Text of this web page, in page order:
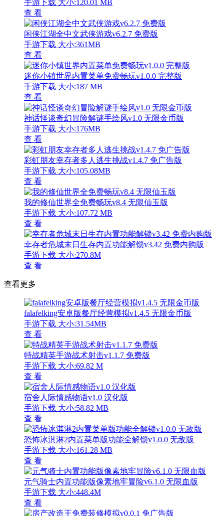
手游下载 大小:120.01 MB
查 看
闲侠江湖全中文武侠游戏v6.2.7 免费版
手游下载 大小:361MB
查 看
迷你小镇世界内置菜单免费畅玩v1.0.0 完整版
手游下载 大小:187 MB
查 看
神话怪谈奇幻冒险解谜手绘风v1.0 无限金币版
手游下载 大小:176MB
查 看
彩虹朋友幸存者多人逃生挑战v1.4.7 免广告版
手游下载 大小:105.08MB
查 看
我的修仙世界全免费畅玩v8.4 无限仙玉版
手游下载 大小:107.72 MB
查 看
幸存者危城末日生存内置功能解锁v3.42 免费内购版
手游下载 大小:270.8M
查 看
查看更多
falafelking安卓版餐厅经营模拟v1.4.5 无限金币版
手游下载 大小:31.54MB
查 看
特战精英手游战术射击v1.1.7 免费版
手游下载 大小:69.82 M
查 看
宿舍人际情感物语v1.0 汉化版
手游下载 大小:58.82 MB
查 看
恐怖冰淇淋2内置菜单版功能全解锁v1.0.0 无敌版
手游下载 大小:161.28 MB
查 看
元气骑士内置功能版像素地牢冒险v6.1.0 无限血版
手游下载 大小:448.4M
查 看